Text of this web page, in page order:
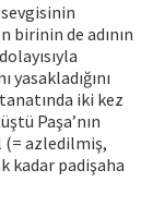
birinin de adının
yasakladığını
iki kez
Paşa’nın
(= azledilmiş,
kadar padişaha